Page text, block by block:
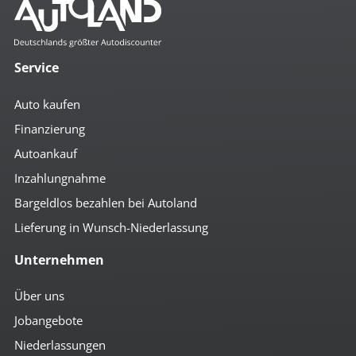
el. Spiegel
Getränkehalter
höhenverst. Beifahrersitz
höhenverst. Fahrersitz
höhenverst. Lenkrad
Komfortschließung mit FB
Lederlenkrad
Lenkradheizung
Multifunktionslenkrad
Regensensor
Schaltpunktanzeige
Schlüssellose Zentralverriegelung
Sitzheizung vorn
Zentralverriegelung
Multimedia
Android-Auto
Apple CarPlay
Service
Auto kaufen
Finanzierung
Autoankauf
Inzahlungnahme
Bargeldlos bezahlen bei Autoland
Lieferung in Wunsch-Niederlassung
Unternehmen
Über uns
Jobangebote
Niederlassungen